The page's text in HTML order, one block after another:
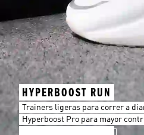
HYPERBOOST RUN
Trainers ligeras para correr a
Hyperboost Pro para mayor